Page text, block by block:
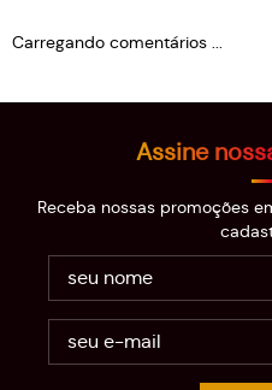
Carregando comentários ...
Assine
Receba nossas promoções